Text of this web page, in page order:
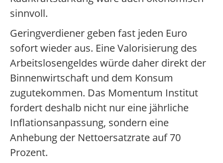
sinnvoll.
Geringverdiener geben fast jeden Euro
sofort wieder aus. Eine Valorisierung des
Arbeitslosengeldes würde daher direkt der
Binnenwirtschaft und dem Konsum
zugutekommen. Das Momentum Institut
fordert deshalb nicht nur eine jährliche
Inflationsanpassung, sondern eine
Anhebung der Nettoersatzrate auf 70
Prozent.